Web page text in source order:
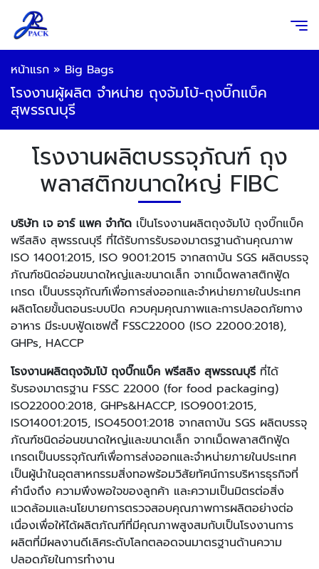
หน้าแรก » Big Bags
โรงงานผู้ผลิต จำหน่าย ถุงจัมโบ้-ถุงบิ๊กแบ็ค
สุพรรณบุรี
โรงงานผลิตบรรจุภัณฑ์ ถุง
พลาสติกขนาดใหญ่ FIBC
บริษัท เจ อาร์ แพค จำกัด เป็นโรงงานผลิตถุงจัมโบ้ ถุงบิ๊กแบ็ค
พรีสลิง สุพรรณบุรี ที่ได้รับการรับรองมาตรฐานด้านคุณภาพ
ISO 14001:2015, ISO 9001:2015 จากสถาบัน SGS ผลิตบรรจุ
ภัณฑ์ชนิดอ่อนขนาดใหญ่และขนาดเล็ก จากเม็ดพลาสติกฟู้ด
เกรด เป็นบรรจุภัณฑ์เพื่อการส่งออกและจำหน่ายภายในประเทศ
ผลิตโดยขั้นตอนระบบปิด ควบคุมคุณภาพและการปลอดภัยทาง
อาหาร มีระบบฟู้ดเซฟตี้ FSSC22000 (ISO 22000:2018),
GHPs, HACCP
โรงงานผลิตถุงจัมโบ้ ถุงบิ๊กแบ็ค พรีสลิง สุพรรณบุรี ที่ได้
รับรองมาตรฐาน FSSC 22000 (for food packaging)
ISO22000:2018, GHPs&HACCP, ISO9001:2015,
ISO14001:2015, ISO45001:2018 จากสถาบัน SGS ผลิตบรรจุ
ภัณฑ์ชนิดอ่อนขนาดใหญ่และขนาดเล็ก จากเม็ดพลาสติกฟู้ด
เกรดเป็นบรรจุภัณฑ์เพื่อการส่งออกและจำหน่ายภายในประเทศ
เป็นผู้นำในอุตสาหกรรมสิ่งทอพร้อมวิสัยทัศน์การบริหารธุรกิจที่
คำนึงถึง ความพึงพอใจของลูกค้า และความเป็นมิตรต่อสิ่ง
แวดล้อมและนโยบายการตรวจสอบคุณภาพการผลิตอย่างต่อ
เนื่องเพื่อให้ได้ผลิตภัณฑ์ที่มีคุณภาพสูงสมกับเป็นโรงงานการ
ผลิตที่มีผลงานดีเลิศระดับโลกตลอดจนมาตรฐานด้านความ
ปลอดภัยในการทำงาน